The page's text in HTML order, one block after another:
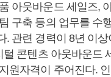
아웃바운드 세일즈,
구축 등의 업무를 수
. 관련 경력이 8년 이
털 콘텐츠 아웃바운드
원자격이 주어진다.